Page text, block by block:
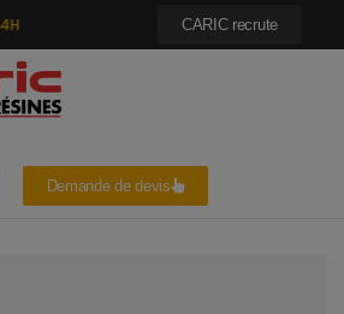
CARIC recrute
Demande de devis